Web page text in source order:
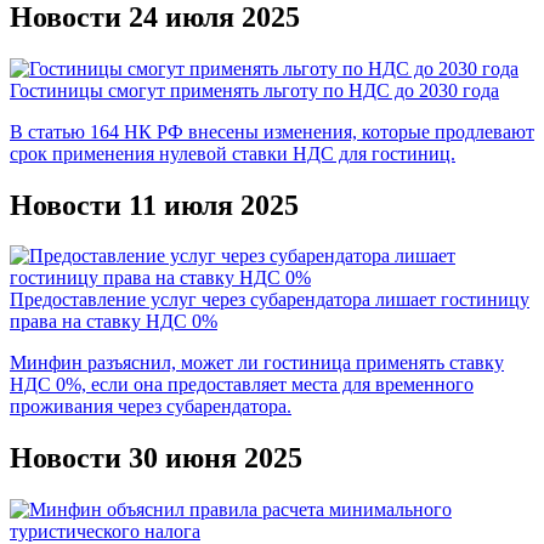
Новости 24 июля 2025
Гостиницы смогут применять льготу по НДС до 2030 года
В статью 164 НК РФ внесены изменения, которые продлевают
срок применения нулевой ставки НДС для гостиниц.
Новости 11 июля 2025
Предоставление услуг через субарендатора лишает гостиницу
права на ставку НДС 0%
Минфин разъяснил, может ли гостиница применять ставку
НДС 0%, если она предоставляет места для временного
проживания через субарендатора.
Новости 30 июня 2025